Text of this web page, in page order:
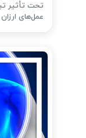
تحت تأثیر
عمل‌های ارزان